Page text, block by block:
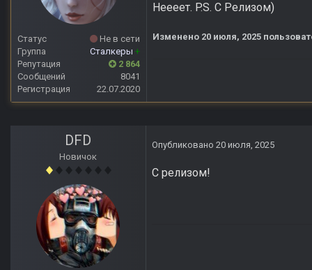
Статус
Не в сети
Группа
Сталкеры +
Репутация
2 864
Сообщений
8041
Регистрация
22.07.2020
Неееет. P.S. С Релизом)
Изменено 20 июля, 2025
DFD
Новичок
Опубликовано 20 июля, 2025
С релизом!